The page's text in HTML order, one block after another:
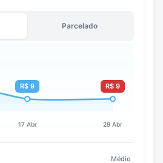
Parcelado
Médio